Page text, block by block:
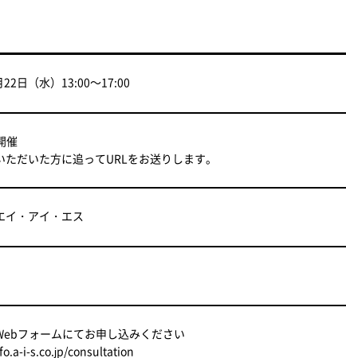
22日（水）13:00～17:00
催
ただいた方に追ってURLをお送りします。
イ・アイ・エス
フォームにてお申し込みください
i-s.co.jp/consultation